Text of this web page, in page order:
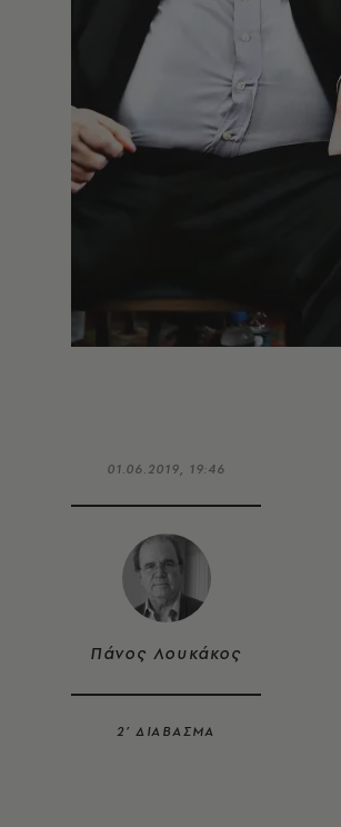
01.06.2019, 19:46
Πάνος Λουκάκος
2’ ΔΙΑΒΑΣΜΑ